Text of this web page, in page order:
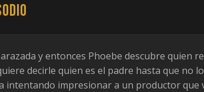
y entonces Phoebe descubre quien
decirle quien es el padre hasta que no
intentando impresionar a un productor que